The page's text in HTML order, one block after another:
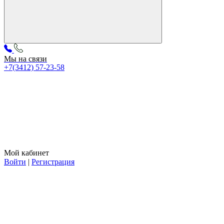
Мы на связи
+7(3412) 57-23-58
Мой кабинет
Войти | Регистрация